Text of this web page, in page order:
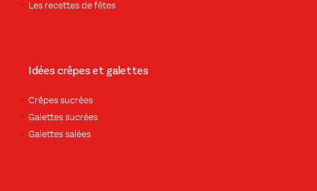
Les recettes de fêtes
Idées crêpes et galettes
Crêpes sucrées
Galettes sucrées
Galettes salées